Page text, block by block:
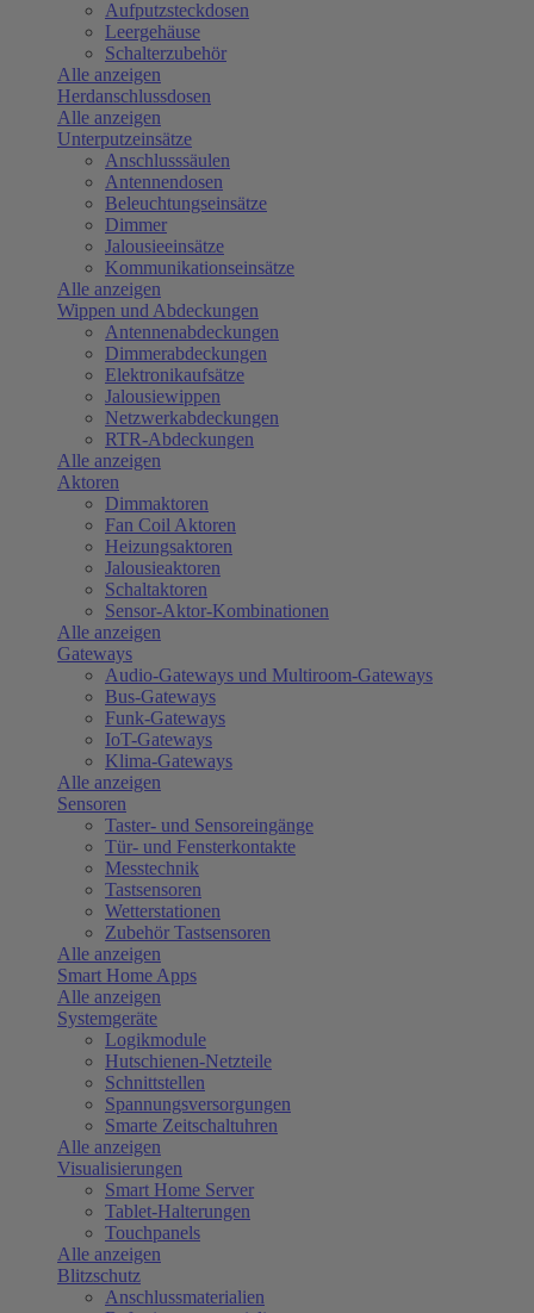
Aufputzsteckdosen
Leergehäuse
Schalterzubehör
Alle anzeigen
Herdanschlussdosen
Alle anzeigen
Unterputzeinsätze
Anschlusssäulen
Antennendosen
Beleuchtungseinsätze
Dimmer
Jalousieeinsätze
Kommunikationseinsätze
Alle anzeigen
Wippen und Abdeckungen
Antennenabdeckungen
Dimmerabdeckungen
Elektronikaufsätze
Jalousiewippen
Netzwerkabdeckungen
RTR-Abdeckungen
Alle anzeigen
Aktoren
Dimmaktoren
Fan Coil Aktoren
Heizungsaktoren
Jalousieaktoren
Schaltaktoren
Sensor-Aktor-Kombinationen
Alle anzeigen
Gateways
Audio-Gateways und Multiroom-Gateways
Bus-Gateways
Funk-Gateways
IoT-Gateways
Klima-Gateways
Alle anzeigen
Sensoren
Taster- und Sensoreingänge
Tür- und Fensterkontakte
Messtechnik
Tastsensoren
Wetterstationen
Zubehör Tastsensoren
Alle anzeigen
Smart Home Apps
Alle anzeigen
Systemgeräte
Logikmodule
Hutschienen-Netzteile
Schnittstellen
Spannungsversorgungen
Smarte Zeitschaltuhren
Alle anzeigen
Visualisierungen
Smart Home Server
Tablet-Halterungen
Touchpanels
Alle anzeigen
Blitzschutz
Anschlussmaterialien